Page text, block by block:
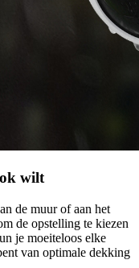
wilt
de muur of aan het
de opstelling te kiezen
je moeiteloos elke
van optimale dekking